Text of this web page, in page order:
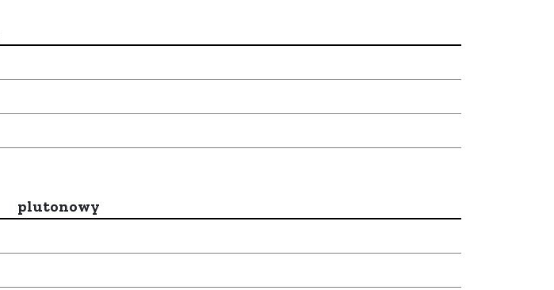
plutonowy